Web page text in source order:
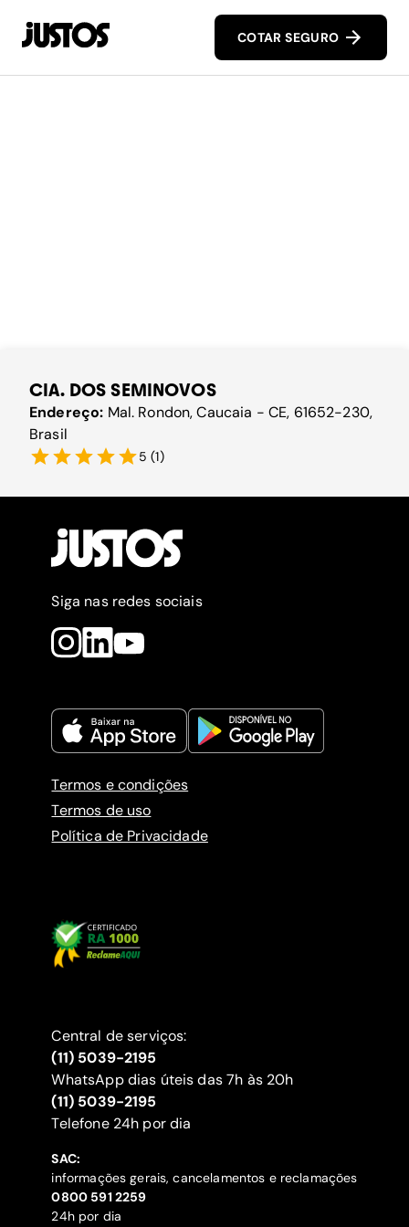
COTAR SEGURO
CIA. DOS SEMINOVOS
Endereço: Mal. Rondon, Caucaia - CE, 61652-230,
Brasil
5 (1)
Siga nas redes sociais
Termos e condições
Termos de uso
Política de Privacidade
Central de serviços:
(11) 5039-2195
WhatsApp dias úteis das 7h às 20h
(11) 5039-2195
‍Telefone 24h por dia
SAC:
informações gerais, cancelamentos e reclamações
‍0800 591 2259
24h por dia